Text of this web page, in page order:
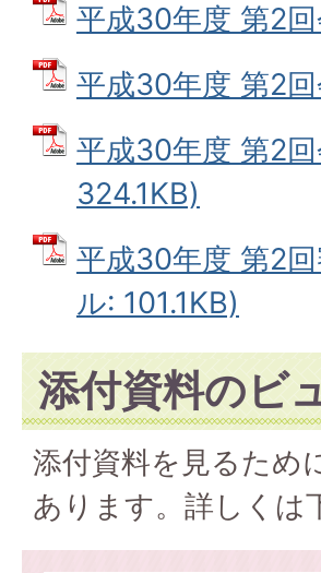
平成30年度 第2
平成30年度 第2
平成30年度 第2
324.1KB)
平成30年度 第2
ル: 101.1KB)
添付資料のビ
添付資料を見るため
あります。詳しくは